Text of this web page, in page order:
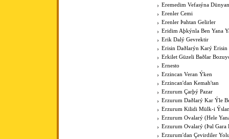
Eremedim Vefasýna
Erenler Cemi
Erenler Þahtan Gelirler
Eridim Aþkýnla Ben Yana
Erik Dalý Gevrektir
Erisin Daðlarýn Karý Erisin
Erkilet Güzeli Baðlar
Ernesto
Erzincan Veran Ýken
Erzincan'dan Kemah'tan
Erzurum Çarþý Pazar
Erzurum Daðlarý Kar Ýle
Erzurum Kilidi Mülk-i
Erzurum Ovalarý (Hele
Erzurum Ovalarý (Þal Gara
Erzurum'dan Çevirdiler